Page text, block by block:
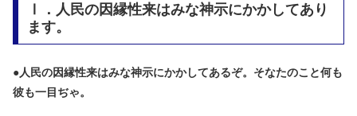
Ⅰ．人民の因縁性来はみな神示にかかしてあり
ます。
●人民の因縁性来はみな神示にかかしてあるぞ。そなたのこと何も
彼も一目ぢゃ。